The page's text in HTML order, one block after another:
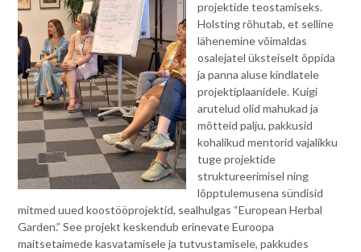
projektide teostamiseks.
Holsting rõhutab, et selline
lähenemine võimaldas
osalejatel üksteiselt õppida
ja panna aluse kindlatele
projektiplaanidele. Kuigi
arutelud olid mahukad ja
mõtteid palju, pakkusid
kohalikud mentorid vajalikku
tuge projektide
struktureerimisel ning
lõpptulemusena sündisid
mitmed uued koostööprojektid, sealhulgas “European Herbal
Garden.” See projekt keskendub erinevate Euroopa
maitsetaimede kasvatamisele ja tutvustamisele, pakkudes